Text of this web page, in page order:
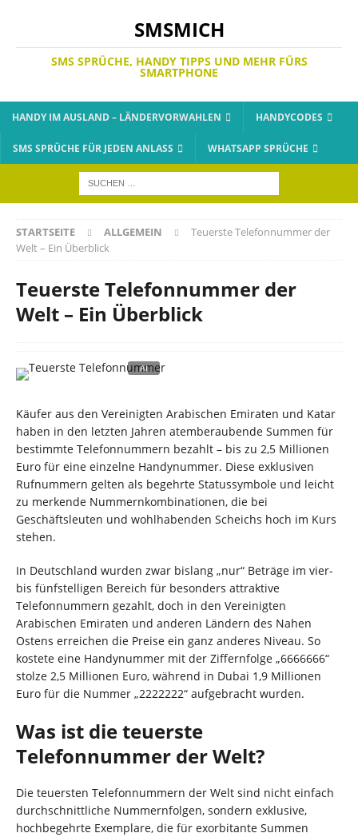
SMSMICH
SMS SPRÜCHE, HANDY TIPPS UND MEHR FÜRS
SMARTPHONE
HANDY IM AUSLAND – LÄNDERVORWAHLEN HANDYCODES
SMS SPRÜCHE FÜR JEDEN ANLASS WHATSAPP SPRÜCHE
STARTSEITE ALLGEMEIN
Teuerste Telefonnummer der
Welt – Ein Überblick
Teuerste Telefonnummer der
Welt – Ein Überblick
Käufer aus den Vereinigten Arabischen Emiraten und Katar
haben in den letzten Jahren atemberaubende Summen für
bestimmte Telefonnummern bezahlt – bis zu 2,5 Millionen
Euro für eine einzelne Handynummer. Diese exklusiven
Rufnummern gelten als begehrte Statussymbole und leicht
zu merkende Nummernkombinationen, die bei
Geschäftsleuten und wohlhabenden Scheichs hoch im Kurs
stehen.
In Deutschland wurden zwar bislang „nur“ Beträge im vier-
bis fünfstelligen Bereich für besonders attraktive
Telefonnummern gezahlt, doch in den Vereinigten
Arabischen Emiraten und anderen Ländern des Nahen
Ostens erreichen die Preise ein ganz anderes Niveau. So
kostete eine Handynummer mit der Ziffernfolge „6666666“
stolze 2,5 Millionen Euro, während in Dubai 1,9 Millionen
Euro für die Nummer „2222222“ aufgebracht wurden.
Was ist die teuerste
Telefonnummer der Welt?
Die teuersten Telefonnummern der Welt sind nicht einfach
durchschnittliche Nummernfolgen, sondern exklusive,
hochbegehrte Exemplare, die für exorbitante Summen